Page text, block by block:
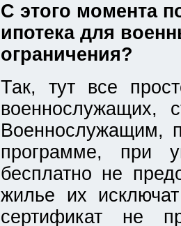
С этого момента
ипотека для
ограничения?
Так, тут все
военнослужащих,
Военнослужащим,
программе, при
бесплатно не
жилье их
сертификат не